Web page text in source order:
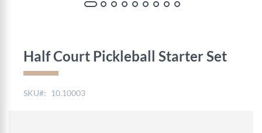
Half Court Pickleball Starter Set
SKU 10.10003
beginning
images